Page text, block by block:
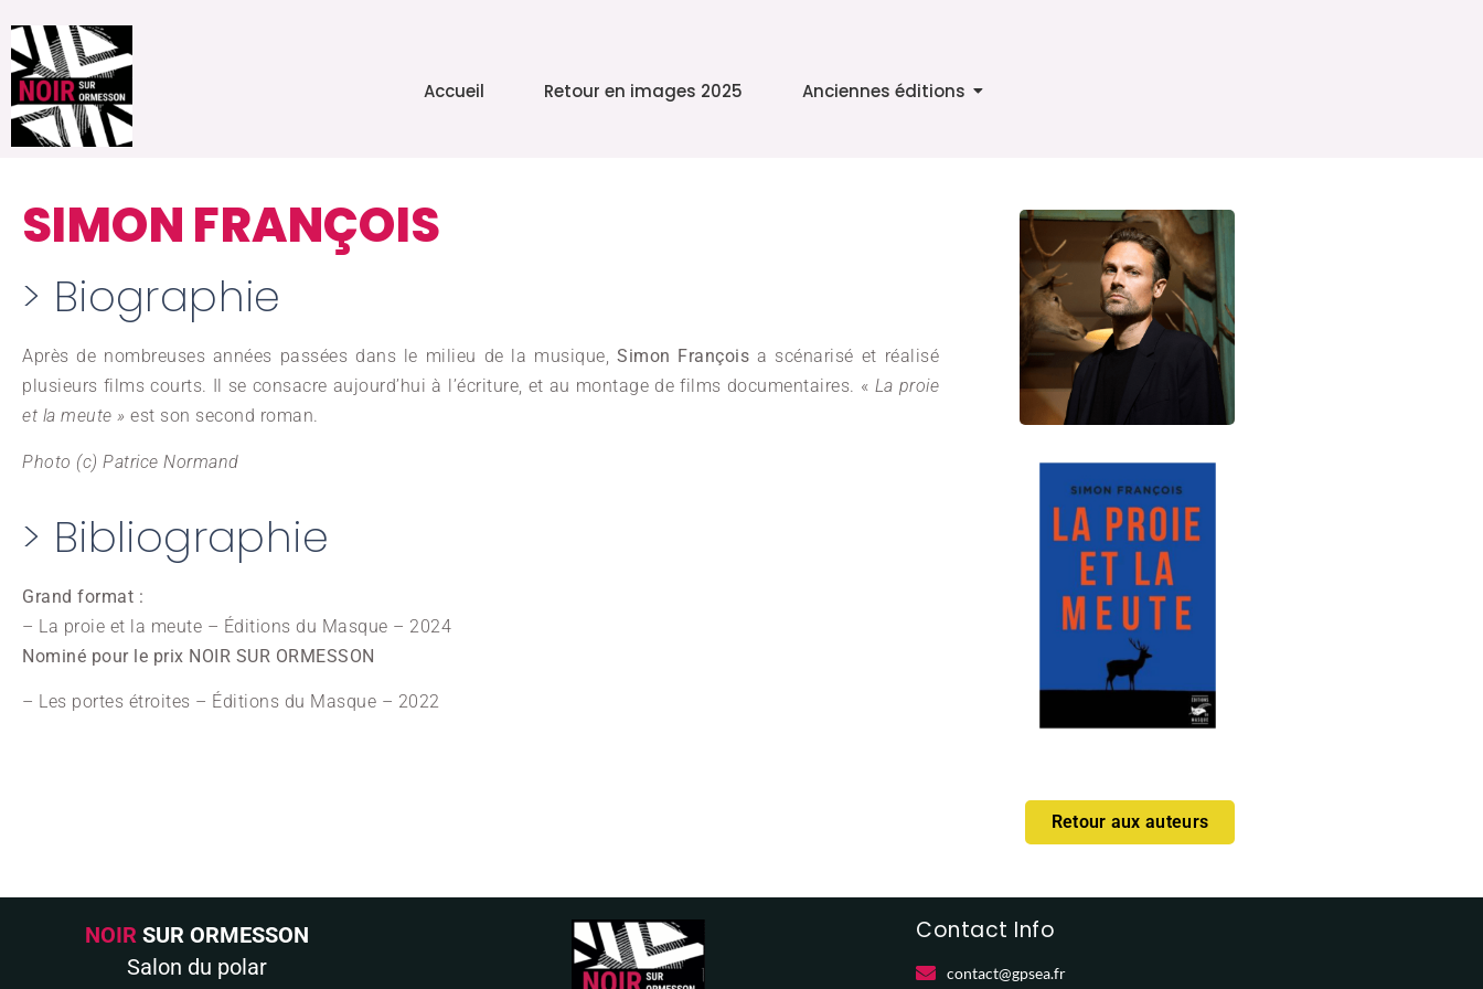
Accueil Retour en images 2025 Anciennes éditions
SIMON FRANÇOIS
> Biographie
Après de nombreuses années passées dans le milieu de la musique, Simon François a scénarisé et réalisé
plusieurs films courts. Il se consacre aujourd’hui à l’écriture, et au montage de films documentaires. « La proie
et la meute » est son second roman.
Photo (c) Patrice Normand
> Bibliographie
Grand format :
– La proie et la meute – Éditions du Masque – 2024
Nominé pour le prix NOIR SUR ORMESSON
– Les portes étroites – Éditions du Masque – 2022
Retour aux auteurs
NOIR SUR ORMESSON
Salon du polar
Contact Info
contact@gpsea.fr